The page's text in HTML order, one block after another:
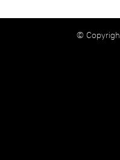
©